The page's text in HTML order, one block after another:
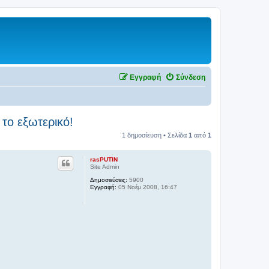
Σύνδεση
Εγγραφή
εξωτερικό!
1 δημοσίευση • Σελίδα 1 από 1
rasPUTIN
Site Admin
Δημοσιεύσεις: 5900
Εγγραφή: 05 Νοέμ 2008, 16:47